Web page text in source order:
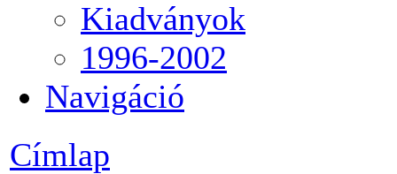
Kiadványok
1996-2002
Navigáció
Címlap